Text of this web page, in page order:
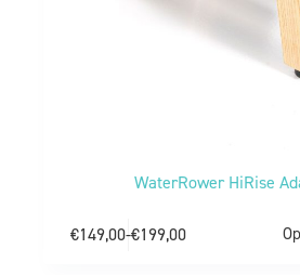
WaterRower HiRise
€149,00-€199,00